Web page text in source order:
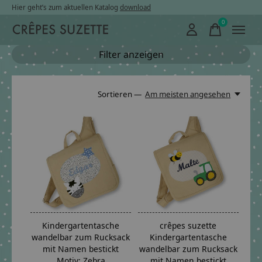
Hier geht’s zum aktuellen Katalog download
0items
Filter anzeigen
Sortieren — Am meisten angesehen
Kindergartentasche
wandelbar zum Rucksack
mit Namen bestickt
crêpes suzette
Kindergartentasche
wandelbar zum Rucksack